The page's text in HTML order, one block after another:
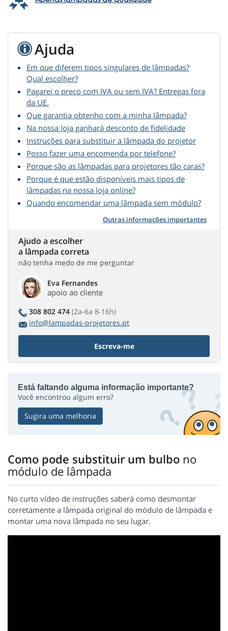
Ajuda
Em que diferem tipos singulares de lâmpadas?
Qual escolher?
Pagarei o preço com IVA ou sem IVA? Entregas fora
da UE.
Que garantia obtenho com a minha lâmpada?
Na nossa loja ganhará desconto de fidelidade
Instruções para substituir a lâmpada do projetor
Posso fazer uma encomenda por telefone?
Porque são as lâmpadas para projetores tão caras?
Porque é que estão disponíveis mais tipos de
lâmpadas na nossa loja online?
Quando encomendar uma lâmpada sem módulo?
Outras informações importantes
Ajudo a escolher
a lâmpada correta
não tenha medo de me perguntar
Eva Fernandes
apoio ao cliente
308 802 474 (2a-6a 8-16h)
info@lampadas-projetores.pt
Escreva-me
Está faltando alguma informação importante?
Você encontrou algum erro?
Sugira uma melhoria
Como pode substituir um bulbo no
módulo de lâmpada
No curto vídeo de instruções saberá como desmontar
corretamente a lâmpada original do módulo de lâmpada e
montar uma nova lâmpada no seu lugar.